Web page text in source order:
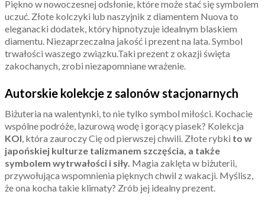
Piękno w nowoczesnej odsłonie, które może stać się symbolem
uczuć. Złote kolczyki lub naszyjnik z diamentem Nuova to
eleganacki dodatek, który hipnotyzuje idealnym blaskiem
diamentu. Niezaprzeczalna jakość i prezent na lata. Symbol
trwałości waszego związku.Taki prezent z okazji święta
zakochanych, zrobi niezapomniane wrażenie.
Autorskie kolekcje z salonów stacjonarnych
Biżuteria na walentynki, to nie tylko symbol miłości. Kochacie
wspólne podróże, lazurową wodę i gorący piasek? Kolekcja
KOI, która zauroczy Cię od pierwszej chwili. Złote rybki to w
japońskiej kulturze talizmanem szczęścia, a także
symbolem wytrwałości i siły. Magia zaklęta w biżuterii,
przywołująca wspomnienia pięknych chwil z wakacji. Myślisz,
że ona kocha takie klimaty? Zrób jej idealny prezent.